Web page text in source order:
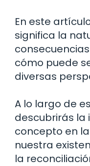
En este
significa la
cómo puede
diversas
A lo largo de
descubrirás
concepto en
nuestra
la